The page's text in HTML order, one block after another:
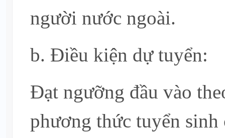
người nước ngoài.
b. Điều kiện dự tuyển:
Đạt ngưỡng đầu vào
phương thức tuyển